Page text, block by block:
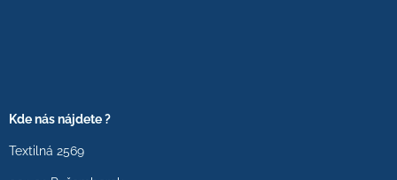
Kde nás nájdete ?
Textilná 2569